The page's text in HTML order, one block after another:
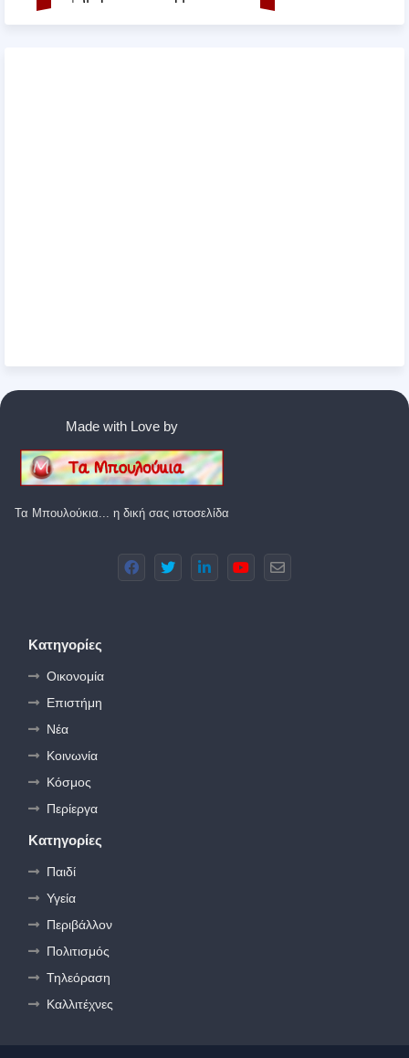
Made with Love by
Τα Μπουλούκια... η δική σας ιστοσελίδα
Κατηγορίες
Οικονομία
Επιστήμη
Νέα
Κοινωνία
Κόσμος
Περίεργα
Κατηγορίες
Παιδί
Υγεία
Περιβάλλον
Πολιτισμός
Τηλεόραση
Καλλιτέχνες